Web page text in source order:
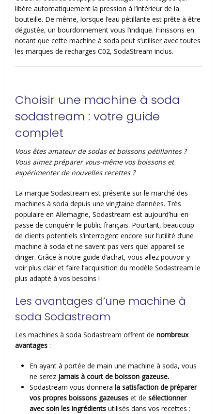
libère automatiquement la pression à l’intérieur de la
bouteille. De même, lorsque l’eau pétillante est prête à être
dégustée, un bourdonnement vous l’indique. Finissons en
notant que cette machine à soda peut s’utiliser avec toutes
les marques de recharges C02, SodaStream inclus.
Choisir une machine à soda
sodastream : votre guide
complet
Vous êtes amateur de sodas et boissons pétillantes ?
Vous aimez préparer vous-même vos boissons et
expérimenter de nouvelles recettes ?
La marque Sodastream est présente sur le marché des
machines à soda depuis une vingtaine d’années. Très
populaire en Allemagne, Sodastream est aujourd’hui en
passe de conquérir le public français. Pourtant, beaucoup
de clients potentiels s’interrogent encore sur l’utilité d’une
machine à soda et ne savent pas vers quel appareil se
diriger. Grâce à notre guide d’achat, vous allez pouvoir y
voir plus clair et faire l’acquisition du modèle Sodastream le
plus adapté à vos besoins !
Les avantages d’une machine à
soda Sodastream
Les machines à soda Sodastream offrent denombreux
avantages :
En ayant à portée de main une machine à soda, vous
ne serez jamais à court de boisson gazeuse.
Sodastream vous donnerala satisfaction de préparer
vos propres boissons gazeuses et desélectionner
avec soin les ingrédients utilisés dans vos recettes :